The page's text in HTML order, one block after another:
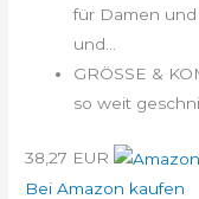
für Damen
und...
GRÖSSE &
so weit
38,27 EUR
Bei Amazon kaufen